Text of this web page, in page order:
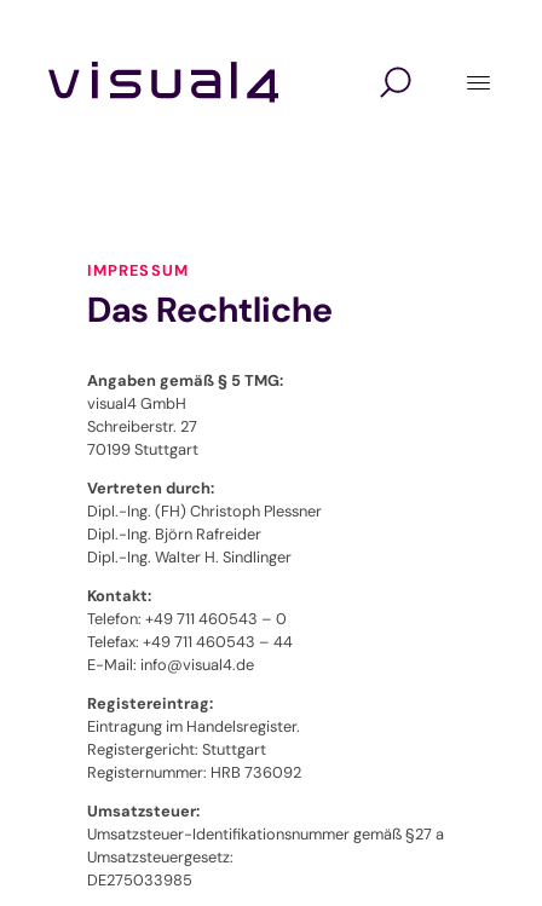
springen
IMPRESSUM
Das Rechtliche
Angaben gemäß § 5 TMG:
visual4 GmbH
Schreiberstr. 27
70199 Stuttgart
Vertreten durch:
Dipl.-Ing. (FH) Christoph Plessner
Dipl.-Ing. Björn Rafreider
Dipl.-Ing. Walter H. Sindlinger
Kontakt:
Telefon: +49 711 460543 – 0
Telefax: +49 711 460543 – 44
E-Mail: info@visual4.de
Registereintrag:
Eintragung im Handelsregister.
Registergericht: Stuttgart
Registernummer: HRB 736092
Umsatzsteuer:
Umsatzsteuer-Identifikationsnummer gemäß §27 a
Umsatzsteuergesetz:
DE275033985
Lösungen
Marketing Automation
Self-Service-Portal
Veranstaltungssoftware
Verbandssoftware
Digitalagentur
Technologie
Branchen
Verbände und Vereine